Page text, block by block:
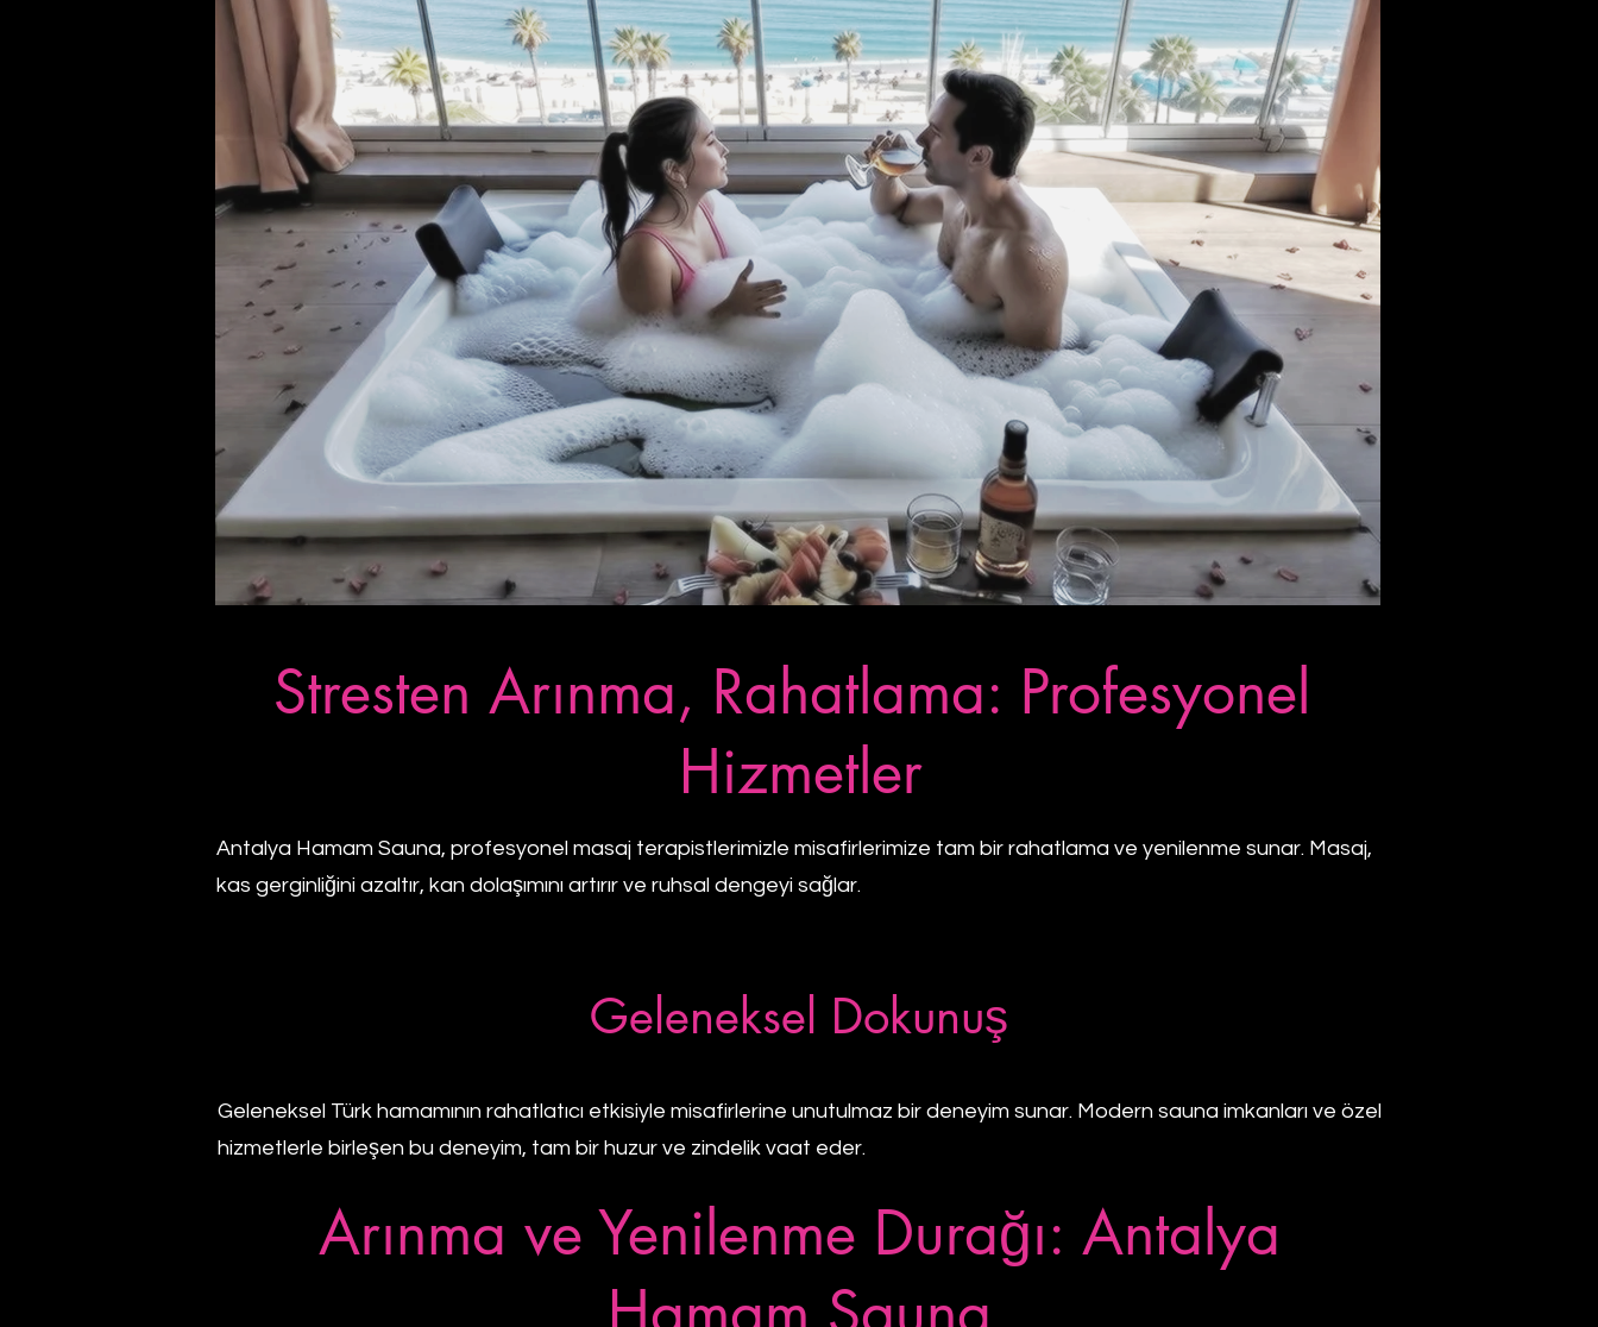
Stresten Arınma, Rahatlama: Profesyonel
Hizmetler
Antalya Hamam Sauna, profesyonel masaj terapistlerimizle misafirlerimize tam bir rahatlama ve yenilenme sunar. Masaj,
kas gerginliğini azaltır, kan dolaşımını artırır ve ruhsal dengeyi sağlar.
Geleneksel Dokunuş
Geleneksel Türk hamamının rahatlatıcı etkisiyle misafirlerine unutulmaz bir deneyim sunar. Modern sauna imkanları ve özel
hizmetlerle birleşen bu deneyim, tam bir huzur ve zindelik vaat eder.
Arınma ve Yenilenme Durağı: Antalya